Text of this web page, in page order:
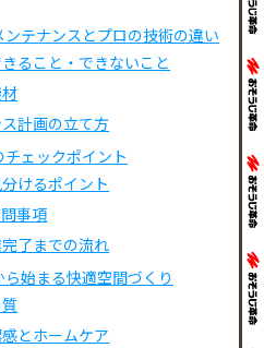
テナンスとプロの技術の違い
ること・できないこと
計画の立て方
ェックポイント
けるポイント
事項
了までの流れ
始まる快適空間づくり
とホームケア